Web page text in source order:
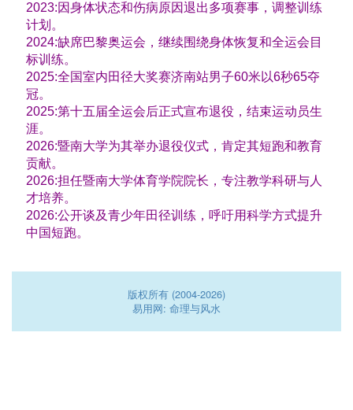
2023:因身体状态和伤病原因退出多项赛事，调整训练
计划。
2024:缺席巴黎奥运会，继续围绕身体恢复和全运会目
标训练。
2025:全国室内田径大奖赛济南站男子60米以6秒65夺
冠。
2025:第十五届全运会后正式宣布退役，结束运动员生
涯。
2026:暨南大学为其举办退役仪式，肯定其短跑和教育
贡献。
2026:担任暨南大学体育学院院长，专注教学科研与人
才培养。
2026:公开谈及青少年田径训练，呼吁用科学方式提升
中国短跑。
版权所有 (2004-2026)
易用网: 命理与风水